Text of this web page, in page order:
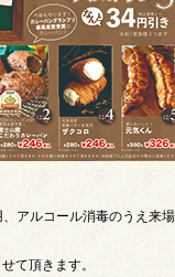
アルコール消毒のうえ来
て頂きます。